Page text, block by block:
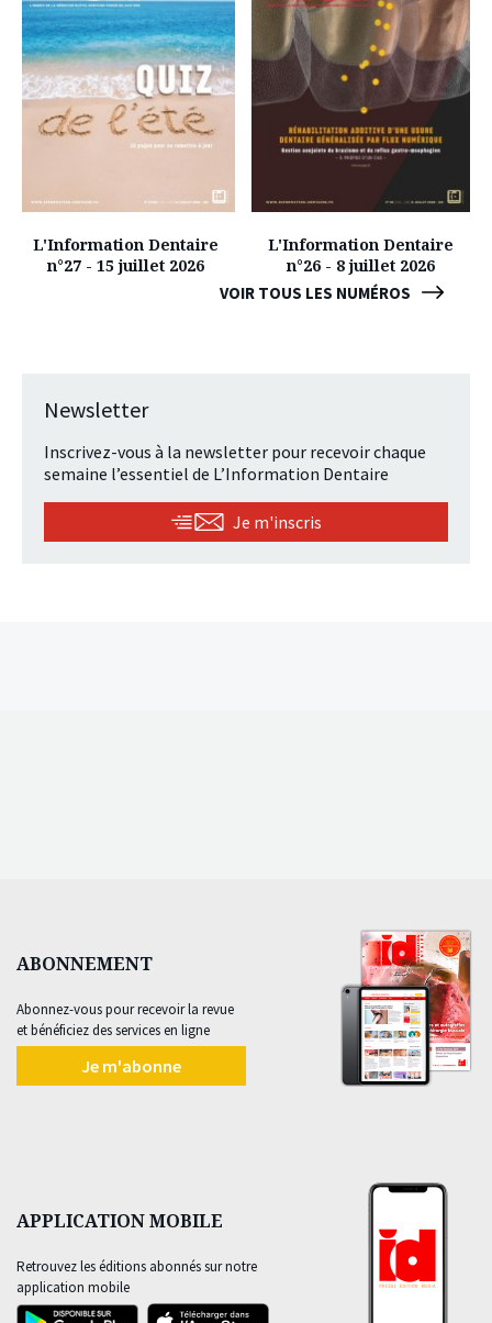
VOIR TOUS LES NUMÉROS
L'Information Dentaire
n°27 - 15 juillet 2026
L'Information Dentaire
n°26 - 8 juillet 2026
Newsletter
Inscrivez-vous à la newsletter pour recevoir chaque
semaine l’essentiel de L’Information Dentaire
Je m'inscris
ABONNEMENT
Abonnez-vous pour recevoir la revue
et bénéficiez des services en ligne
Je m'abonne
APPLICATION MOBILE
Retrouvez les éditions abonnés sur notre
application mobile